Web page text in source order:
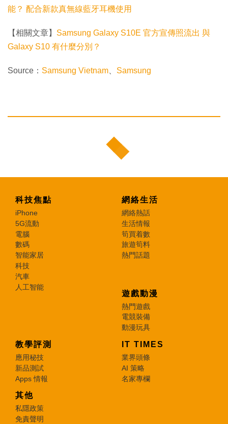
能？ 配合新款真無線藍牙耳機使用
【相關文章】 Samsung Galaxy S10E 官方宣傳照流出 與
Galaxy S10 有什麼分別？
Source： Samsung Vietnam Samsung
科技焦點
iPhone
5G流動
電腦
數碼
智能家居
科技
汽車
人工智能
網絡生活
網絡熱話
生活情報
筍買着數
旅遊筍料
熱門話題
遊戲動漫
熱門遊戲
電競裝備
動漫玩具
教學評測
應用秘技
新品測試
Apps 情報
IT TIMES
業界頭條
AI 策略
名家專欄
其他
私隱政策
免責聲明